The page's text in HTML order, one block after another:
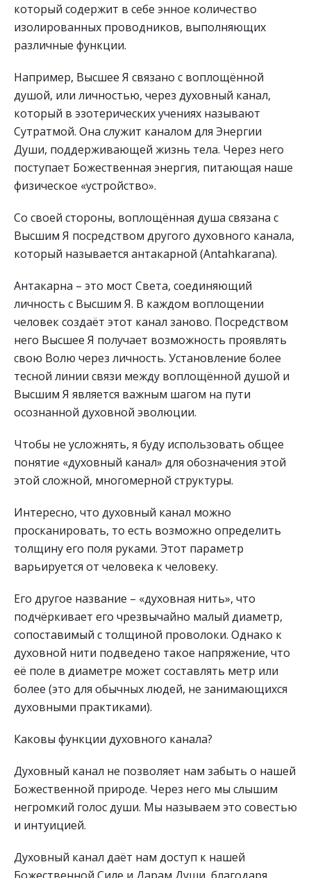
который содержит в себе энное количество
изолированных проводников, выполняющих
различные функции.
Например, Высшее Я связано с воплощённой
душой, или личностью, через духовный канал,
который в эзотерических учениях называют
Сутратмой. Она служит каналом для Энергии
Души, поддерживающей жизнь тела. Через него
поступает Божественная энергия, питающая наше
физическое «устройство».
Со своей стороны, воплощённая душа связана с
Высшим Я посредством другого духовного канала,
который называется антакарной (Antahkarana).
Антакарна – это мост Света, соединяющий
личность с Высшим Я. В каждом воплощении
человек создаёт этот канал заново. Посредством
него Высшее Я получает возможность проявлять
свою Волю через личность. Установление более
тесной линии связи между воплощённой душой и
Высшим Я является важным шагом на пути
осознанной духовной эволюции.
Чтобы не усложнять, я буду использовать общее
понятие «духовный канал» для обозначения этой
этой сложной, многомерной структуры.
Интересно, что духовный канал можно
просканировать, то есть возможно определить
толщину его поля руками. Этот параметр
варьируется от человека к человеку.
Его другое название – «духовная нить», что
подчёркивает его чрезвычайно малый диаметр,
сопоставимый с толщиной проволоки. Однако к
духовной нити подведено такое напряжение, что
её поле в диаметре может составлять метр или
более (это для обычных людей, не занимающихся
духовными практиками).
Каковы функции духовного канала?
Духовный канал не позволяет нам забыть о нашей
Божественной природе. Через него мы слышим
негромкий голос души. Мы называем это совестью
и интуицией.
Духовный канал даёт нам доступ к нашей
Божественной Силе и Дарам Души, благодаря